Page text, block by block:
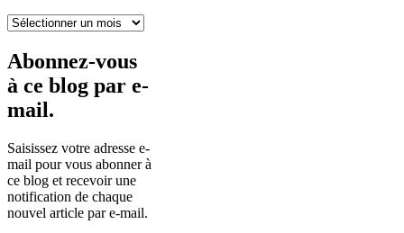
Archives
Abonnez-vous
à ce blog par e-
mail.
Saisissez votre adresse e-
mail pour vous abonner à
ce blog et recevoir une
notification de chaque
nouvel article par e-mail.